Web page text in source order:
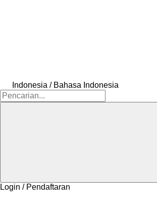
Indonesia / Bahasa Indonesia
Login / Pendaftaran